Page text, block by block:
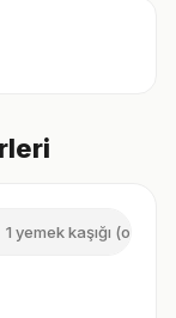
1 yemek kaşığı (orta)